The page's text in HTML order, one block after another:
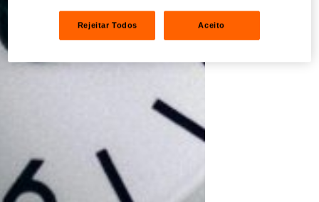
Rejeitar Todos Aceito